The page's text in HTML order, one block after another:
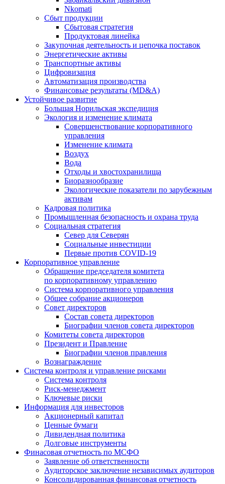
Nkomati
Сбыт продукции
Сбытовая стратегия
Продуктовая линейка
Закупочная деятельность и цепочка поставок
Энергетические активы
Транспортные активы
Цифровизация
Автоматизация производства
Финансовые результаты (MD&A)
Устойчивое развитие
Большая Норильская экспедиция
Экология и изменение климата
Совершенствование корпоративного
управления
Изменение климата
Воздух
Вода
Отходы и хвостохранилища
Биоразнообразие
Экологические показатели по зарубежным
активам
Кадровая политика
Промышленная безопасность и охрана труда
Социальная стратегия
Север для Северян
Социальные инвестиции
Первые против COVID‑19
Корпоративное управление
Обращение председателя комитета
по корпоративному управлению
Система корпоративного управления
Общее собрание акционеров
Совет директоров
Состав совета директоров
Биографии членов совета директоров
Комитеты совета директоров
Президент и Правление
Биографии членов правления
Вознаграждение
Система контроля и управление рисками
Система контроля
Риск-менеджмент
Ключевые риски
Информация для инвесторов
Акционерный капитал
Ценные бумаги
Дивидендная политика
Долговые инструменты
Финасовая отчетность по МСФО
Заявление об ответственности
Аудиторское заключение независимых аудиторов
Консолидированная финансовая отчетность